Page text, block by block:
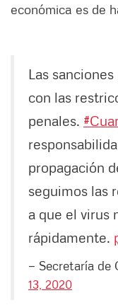
económica es de
Las
con las
penales.
propagación
seguimos las
a que el virus
rápidamente.
— Secretaría de
13, 2020